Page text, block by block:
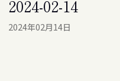
2024-02-14
2024年02月14日